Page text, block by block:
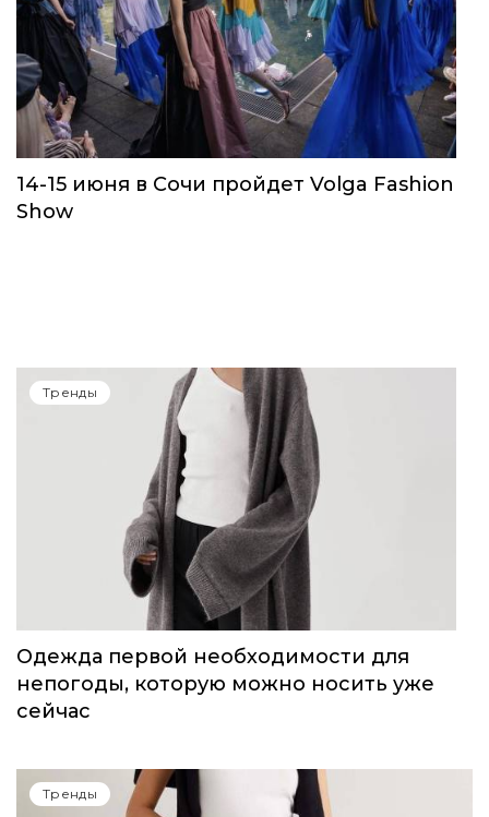
Тренды
14-15 июня в Сочи пройдет Volga Fashion
Тренды